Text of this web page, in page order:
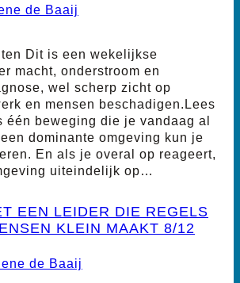
de Baaij
Dit is een wekelijkse
macht, onderstroom en
wel scherp zicht op
en mensen beschadigen.Lees
één beweging die je vandaag al
dominante omgeving kun je
En als je overal op reageert,
uiteindelijk op…
EEN LEIDER DIE REGELS
KLEIN MAAKT 8/12
de Baaij